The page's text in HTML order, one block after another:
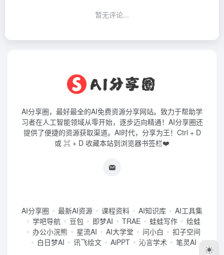
暂无评论...
AI分享圈，最好最全的AI免费资源分享网站。致力于帮助学
习者在人工智能领域从零开始，逐步迈向精通！AI分享圈还
提供了便捷的资源获取渠道。AI时代，分享为王！Ctrl + D
或 ⌘ + D 收藏本站到浏览器书签栏❤️
AI分享圈 最新AI资源 课程资料 AI知识库
AI工具集
学吧导航
豆包 即梦AI TRAE 蛙蛙写作
绘蛙
办公小浣熊
星流AI AI大学堂 问小白
扣子空间
白日梦AI
讯飞绘文 AiPPT 沁言学术 笔灵AI